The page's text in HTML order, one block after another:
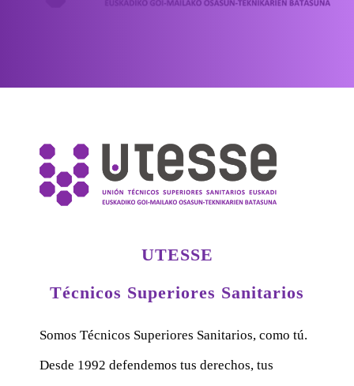
UTESSE
Técnicos Superiores Sanitarios
Somos Técnicos Superiores Sanitarios, como tú.
Desde 1992 defendemos tus derechos, tus